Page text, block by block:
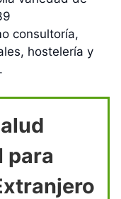
consultoría,
hostelería y
para